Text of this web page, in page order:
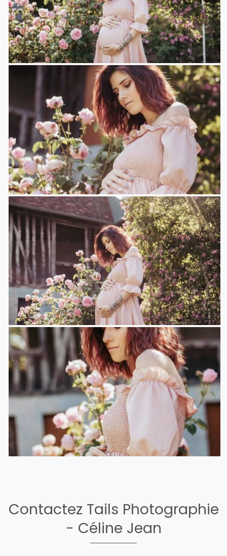
Contactez Tails Photographie
- Céline Jean